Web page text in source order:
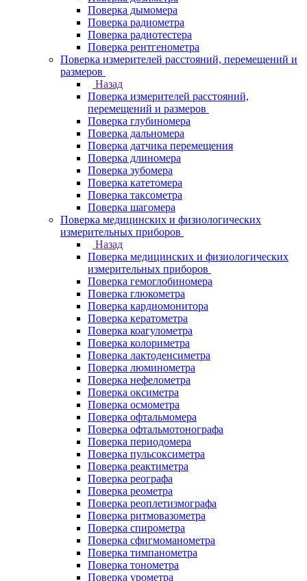
Поверка дымомера
Поверка радиометра
Поверка радиотестера
Поверка рентгенометра
Поверка измерителей расстояний, перемещений и
размеров
Назад
Поверка измерителей расстояний,
перемещений и размеров
Поверка глубиномера
Поверка дальномера
Поверка датчика перемещения
Поверка длиномера
Поверка зубомера
Поверка катетомера
Поверка таксометра
Поверка шагомера
Поверка медицинских и физиологических
измерительных приборов
Назад
Поверка медицинских и физиологических
измерительных приборов
Поверка гемоглобиномера
Поверка глюкометра
Поверка кардиомонитора
Поверка кератометра
Поверка коагулометра
Поверка колориметра
Поверка лактоденсиметра
Поверка люминометра
Поверка нефелометра
Поверка оксиметра
Поверка осмометра
Поверка офтальмомера
Поверка офтальмотонографа
Поверка периодомера
Поверка пульсоксиметра
Поверка реактиметра
Поверка реографа
Поверка реометра
Поверка реоплетизмографа
Поверка ритмовазометра
Поверка спирометра
Поверка сфигмоманометра
Поверка тимпанометра
Поверка тонометра
Поверка урометра